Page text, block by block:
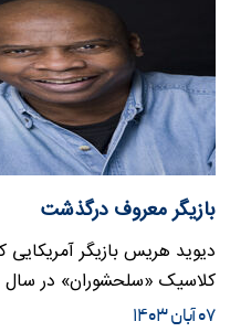
بازیگر معروف درگذشت
دیوید هریس بازیگر آمریکایی
۷۵ سالگی درگذش…
۰۷ آبان ۱۴۰۳